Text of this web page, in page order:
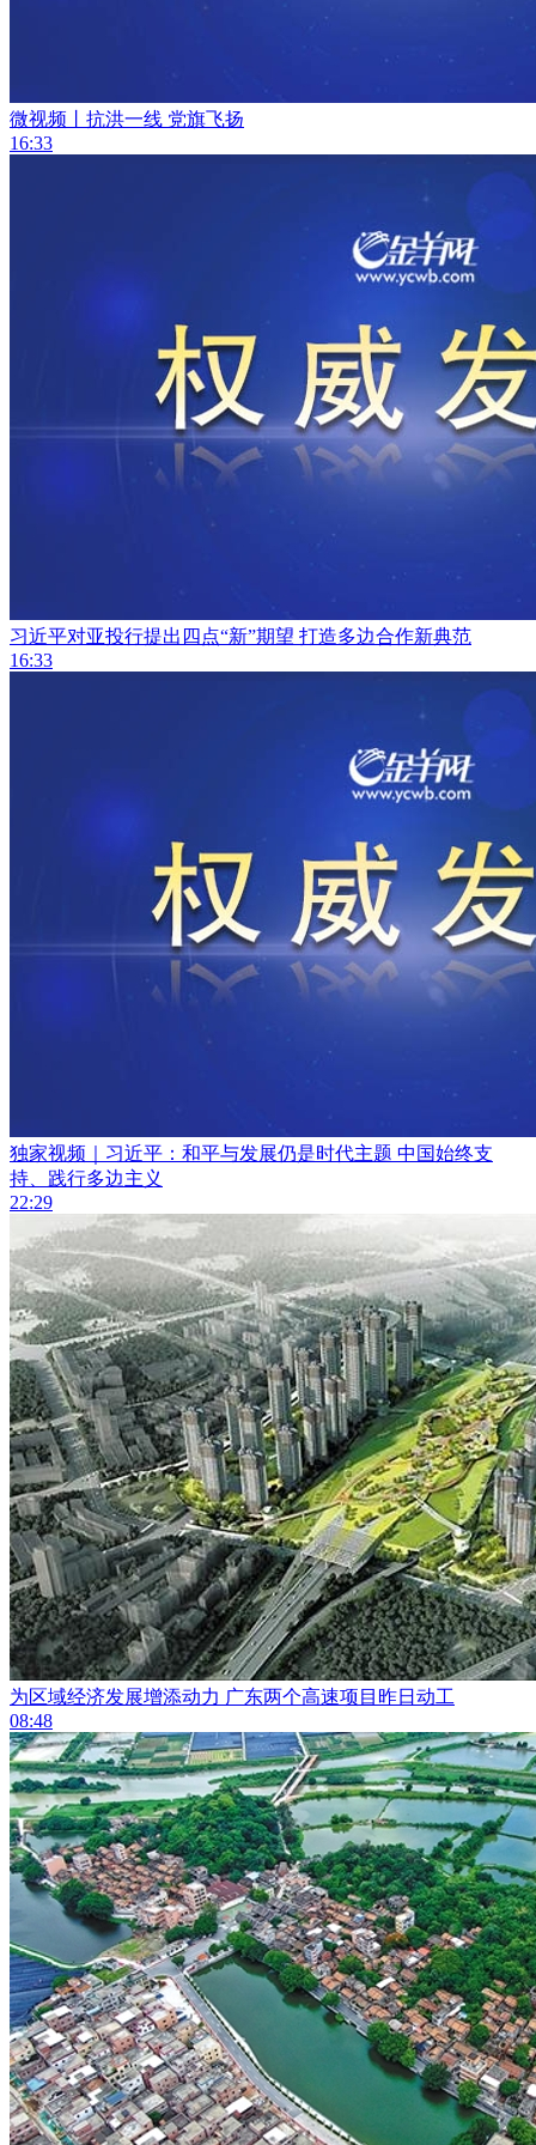
微视频丨抗洪一线 党旗飞扬
16:33
习近平对亚投行提出四点“新”期望 打造多边合作新典范
16:33
独家视频｜习近平：和平与发展仍是时代主题 中国始终支
持、践行多边主义
22:29
为区域经济发展增添动力 广东两个高速项目昨日动工
08:48